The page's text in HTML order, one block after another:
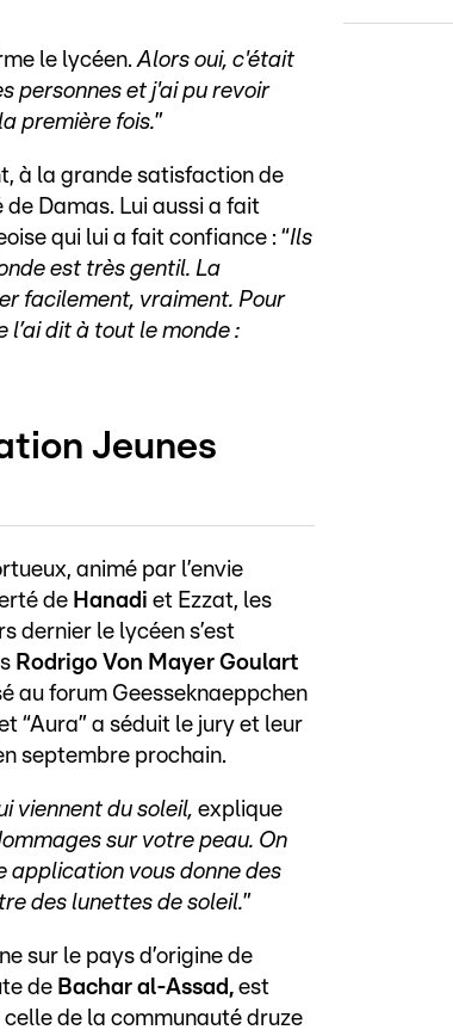
le lycéen. Alors oui, c'était
personnes et j'ai pu revoir
première fois.”
à la grande satisfaction de
Damas. Lui aussi a fait
qui lui a fait confiance : “Ils
est très gentil. La
facilement, vraiment. Pour
l’ai dit à tout le monde :
Jeunes
animé par l’envie
de Hanadi et Ezzat, les
dernier le lycéen s’est
Rodrigo Von Mayer Goulart
au forum Geesseknaeppchen
“Aura” a séduit le jury et leur
septembre prochain.
viennent du soleil, explique
sur votre peau. On
application vous donne des
des lunettes de soleil.”
sur le pays d’origine de
de Bachar al-Assad, est
de la communauté druze